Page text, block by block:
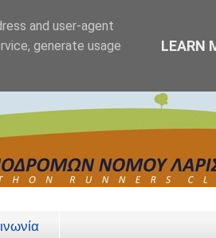
and user-agent
generate usage
LEARN